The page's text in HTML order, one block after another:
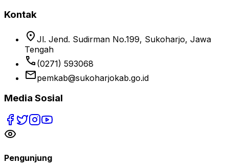
Kontak
location_on Jl. Jend. Sudirman No.199, Sukoharjo, Jawa
Tengah
phone (0271) 593068
emailpemkab@sukoharjokab.go.id
Media Sosial
Pengunjung